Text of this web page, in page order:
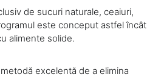
de sucuri naturale, ceaiuri,
este conceput astfel încât
alimente solide.
excelentă de a elimina